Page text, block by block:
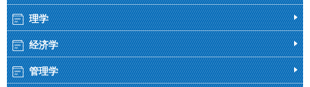
理学
经济学
管理学